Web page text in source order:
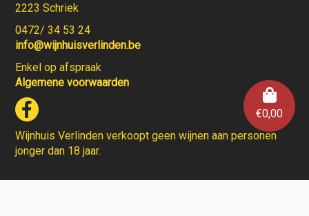
€0,00
2223 Schriek
0472/ 34 53 24
info@wijnhuisverlinden.be
Enkel op afspraak
Algemene voorwaarden
Wijnhuis Verlinden verkoopt geen wijnen aan personen
jonger dan 18 jaar.